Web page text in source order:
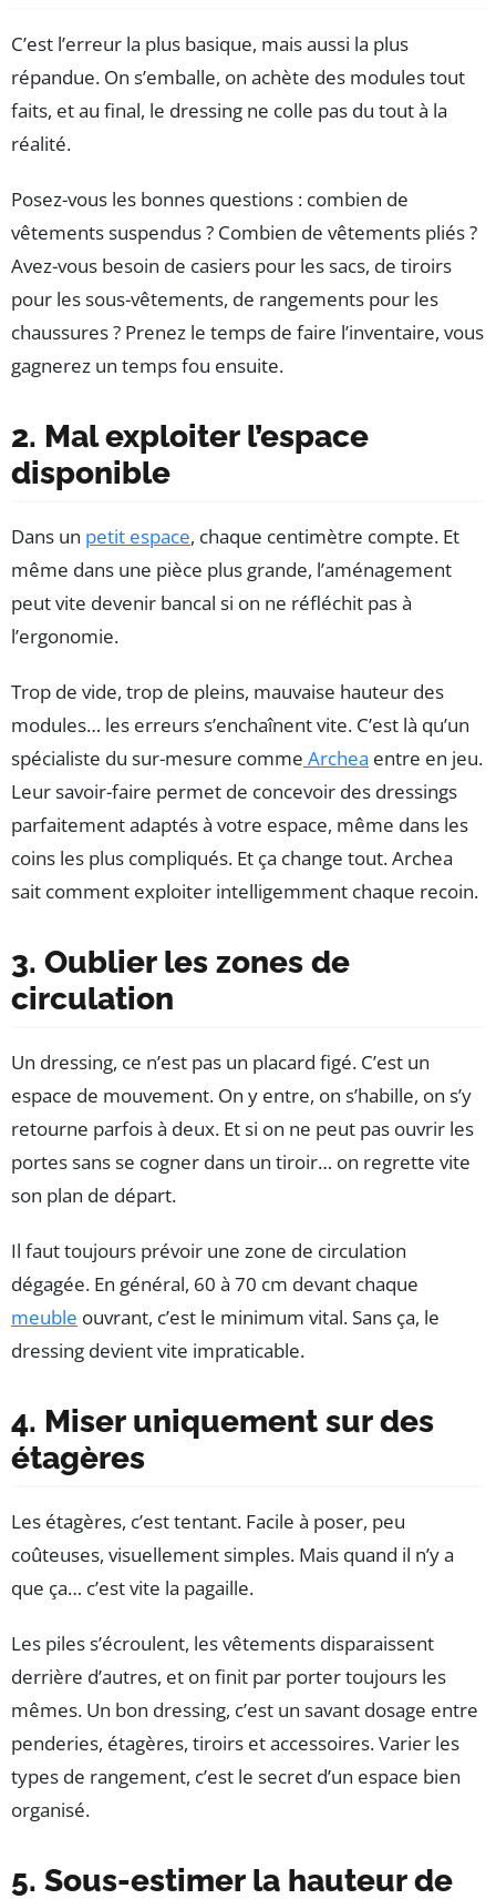
C’est l’erreur la plus basique, mais aussi la plus
répandue. On s’emballe, on achète des modules tout
faits, et au final, le dressing ne colle pas du tout à la
réalité.
Posez-vous les bonnes questions : combien de
vêtements suspendus ? Combien de vêtements pliés ?
Avez-vous besoin de casiers pour les sacs, de tiroirs
pour les sous-vêtements, de rangements pour les
chaussures ? Prenez le temps de faire l’inventaire, vous
gagnerez un temps fou ensuite.
2. Mal exploiter l’espace
disponible
Dans un petit espace, chaque centimètre compte. Et
même dans une pièce plus grande, l’aménagement
peut vite devenir bancal si on ne réfléchit pas à
l’ergonomie.
Trop de vide, trop de pleins, mauvaise hauteur des
modules… les erreurs s’enchaînent vite. C’est là qu’un
spécialiste du sur-mesure comme Archea entre en jeu.
Leur savoir-faire permet de concevoir des dressings
parfaitement adaptés à votre espace, même dans les
coins les plus compliqués. Et ça change tout. Archea
sait comment exploiter intelligemment chaque recoin.
3. Oublier les zones de
circulation
Un dressing, ce n’est pas un placard figé. C’est un
espace de mouvement. On y entre, on s’habille, on s’y
retourne parfois à deux. Et si on ne peut pas ouvrir les
portes sans se cogner dans un tiroir… on regrette vite
son plan de départ.
Il faut toujours prévoir une zone de circulation
dégagée. En général, 60 à 70 cm devant chaque
meuble ouvrant, c’est le minimum vital. Sans ça, le
dressing devient vite impraticable.
4. Miser uniquement sur des
étagères
Les étagères, c’est tentant. Facile à poser, peu
coûteuses, visuellement simples. Mais quand il n’y a
que ça… c’est vite la pagaille.
Les piles s’écroulent, les vêtements disparaissent
derrière d’autres, et on finit par porter toujours les
mêmes. Un bon dressing, c’est un savant dosage entre
penderies, étagères, tiroirs et accessoires. Varier les
types de rangement, c’est le secret d’un espace bien
organisé.
5. Sous-estimer la hauteur de